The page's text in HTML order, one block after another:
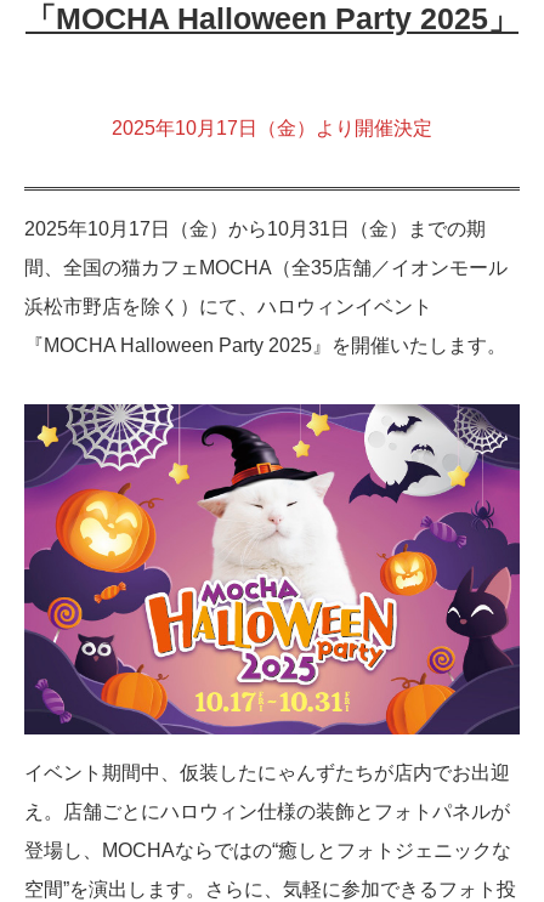
「MOCHA Halloween Party 2025」
2025年10月17日（金）より開催決定
2025年10月17日（金）から10月31日（金）までの期
間、全国の猫カフェMOCHA（全35店舗／イオンモール
浜松市野店を除く）にて、ハロウィンイベント
『MOCHA Halloween Party 2025』を開催いたします。
イベント期間中、仮装したにゃんずたちが店内でお出迎
え。店舗ごとにハロウィン仕様の装飾とフォトパネルが
登場し、MOCHAならではの“癒しとフォトジェニックな
空間”を演出します。さらに、気軽に参加できるフォト投